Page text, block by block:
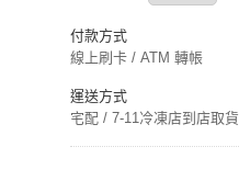
付款方式
線上刷卡 / ATM 轉帳
運送方式
宅配 / 7-11冷凍店到店取貨